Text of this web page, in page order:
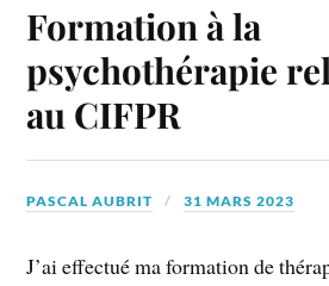
Formation à la
psychothérapie
au CIFPR
PASCAL AUBRIT 31 MARS 2023
J’ai effectué ma formation de